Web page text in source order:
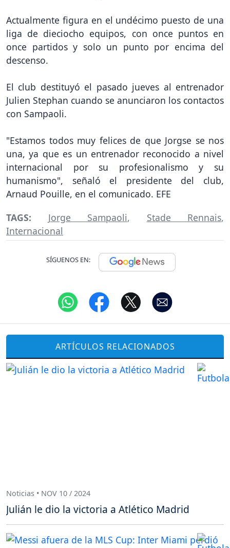
Actualmente figura en el undécimo puesto de una
liga de dieciocho equipos, con once puntos en
once partidos y solo un punto por encima del
descenso.
El club destituyó el pasado jueves al entrenador
Julien Stephan cuando se anunciaron los contactos
con Sampaoli.
"Estamos todos muy felices de que Jorgse se nos
una, ya que es un entrenador reconocido a nivel
internacional por su profesionalismo y su
humanismo", señaló el presidente del club,
Arnaud Pouille, en el comunicado. EFE
TAGS: Jorge Sampaoli, Stade Rennais,
Internacional
SÍGUENOS EN:
ARTÍCULOS RELACIONADOS
Noticias • NOV 10 / 2024
Julián le dio la victoria a Atlético Madrid